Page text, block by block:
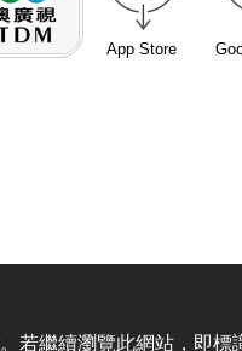
App Store
若繼續瀏覽此網站，即